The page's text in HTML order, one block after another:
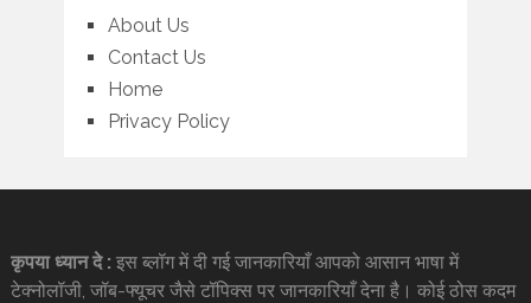
About Us
Contact Us
Home
Privacy Policy
कृपया ध्यान दे : इस ब्लॉग में दी गई जानकारियाँ आपको आसान भाषा में
टेक्नोलॉजी, जॉब-फ्यूचर जैसे टॉपिक्स पर जानकारियाँ देना है। कोई ठोस कदम